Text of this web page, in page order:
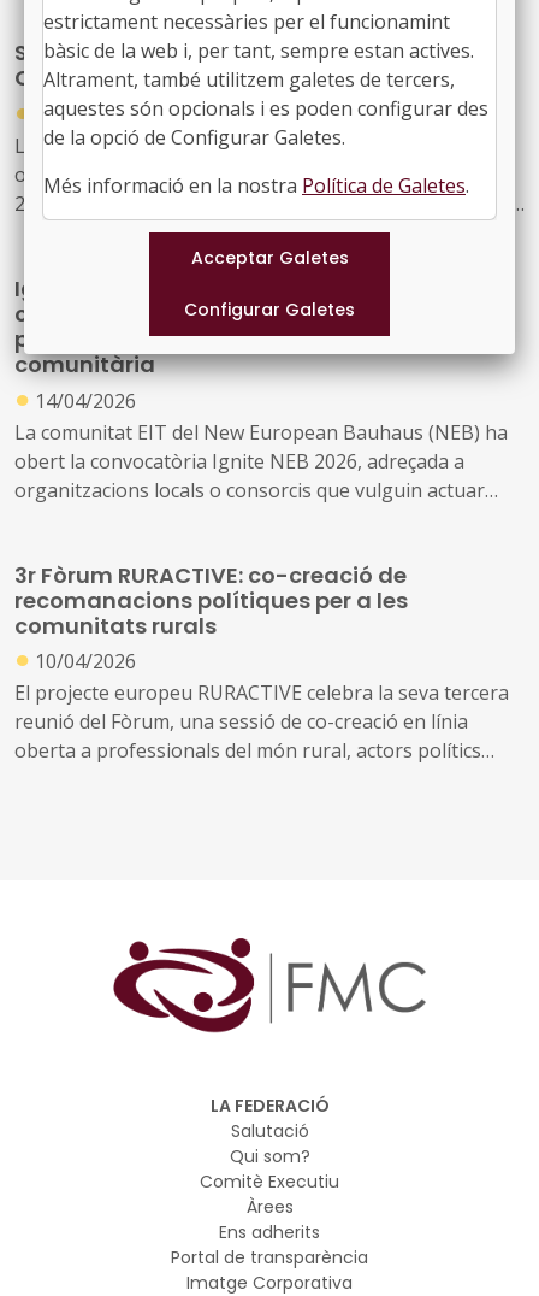
europeus, departaments de smart city i similars. El
programa combina mòduls en línia amb una visita de
camp de 2,5 dies a Rotterdam (5-7 d'octubre de 2026).
Sessió informativa sobre la convocatòria
CERV d'Agermanament de Ciutats 2026
●
20/05/2026
L'Agència Executiva d'Educació i Cultura (EACEA)
organitza una sessió informativa en línia el 3 de juny de
2026, de 10:00 a 12:30 h, per presentar les oportunitats
de finançament de la convocatòria d'Agermanament de
Ciutats 2026 (CERV-2026-CITIZENS-TOWN-TT) a tots els
sol·licitants i parts interessades.
Ignite NEB: convocatòria oberta per a
organitzacions locals que vulguin acollir un
programa d'innovació i emprenedoria
comunitària
● 14/04/2026
La comunitat EIT del New European Bauhaus (NEB) ha
obert la convocatòria Ignite NEB 2026, adreçada a
organitzacions locals o consorcis que vulguin actuar
Bauhaus: sostenibilitat, bellesa i inclusió.
3r Fòrum RURACTIVE: co-creació de
recomanacions polítiques per a les
comunitats rurals
● 10/04/2026
El projecte europeu RURACTIVE celebra la seva tercera
reunió del Fòrum, una sessió de co-creació en línia
oberta a professionals del món rural, actors polítics
LA FEDERACIÓ
Salutació
Qui som?
Comitè Executiu
Àrees
Ens adherits
Portal de transparència
Imatge Corporativa
estrictament necessàries per el funcionamint
bàsic de la web i, per tant, sempre estan actives.
Altrament, també utilitzem galetes de tercers,
aquestes són opcionals i es poden configurar des
de la opció de Configurar Galetes.
Més informació en la nostra Política de Galetes.